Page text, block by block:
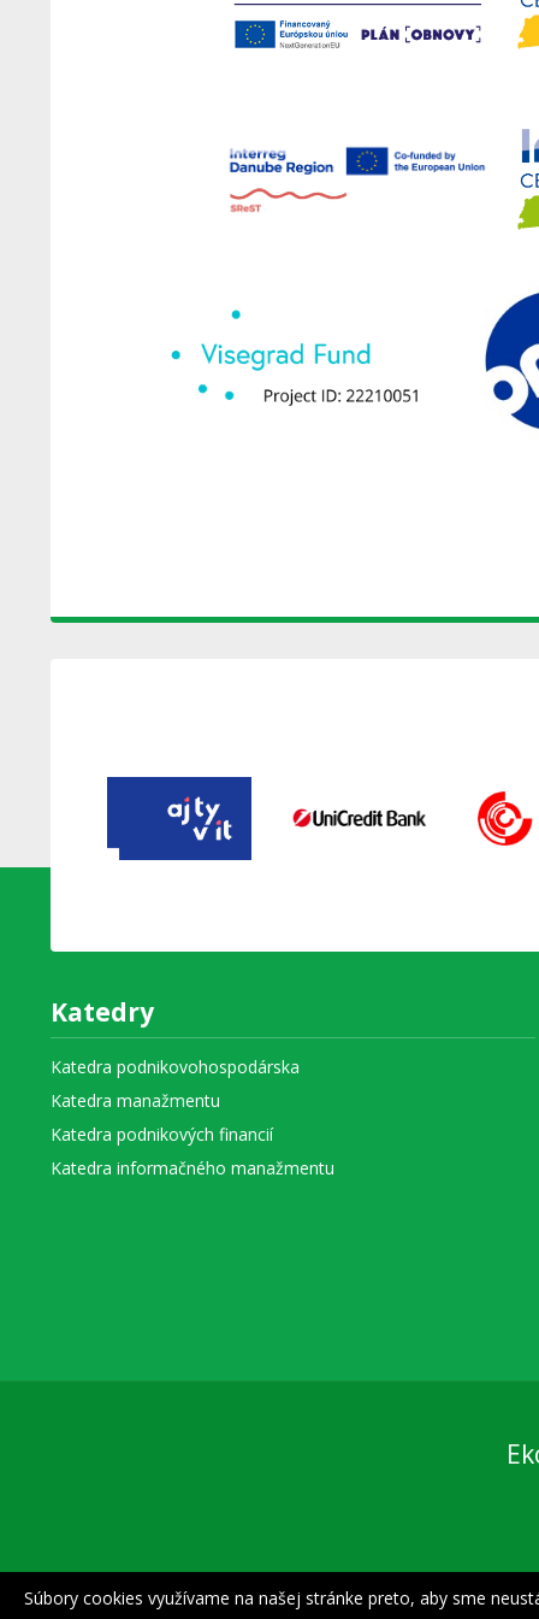
Katedry
Katedra podnikovohospodárska
Katedra manažmentu
Katedra podnikových financií
Katedra informačného manažmentu
Súbory cookies využívame na našej stránke preto, aby sme